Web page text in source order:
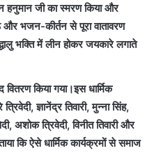
हनुमान जी का स्मरण किया और
भजन-कीर्तन से पूरा वातावरण
भक्ति में लीन होकर जयकारे लगाते
किया गया।इस धार्मिक
ज्ञानेंद्र तिवारी, मुन्ना सिंह,
अशोक त्रिवेदी, विनीत तिवारी और
कि ऐसे धार्मिक कार्यक्रमों से समाज